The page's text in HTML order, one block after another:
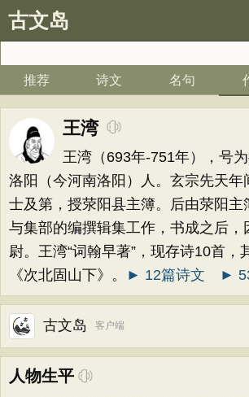
古文岛
推荐 诗文 名句
王湾
王湾（693年-751年），号
洛阳（今河南洛阳）人。玄宗先天年
士及第，授荥阳县主簿。后由荥阳主
与集部的编撰辑集工作，书成之后，
尉。王湾“词翰早著”，现存诗10首，
《次北固山下》。
► 12篇诗文 ►
古文岛 客户端
人物生平